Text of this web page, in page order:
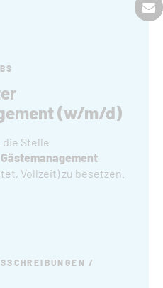
(w/m/d)
Stelle
Vollzeit) zu besetzen.
/